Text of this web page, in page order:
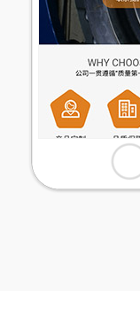
模板ID：